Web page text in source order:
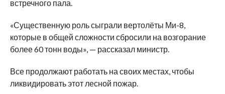
встречного пала.
«Существенную роль сыграли вертолёты Ми-8,
которые в общей сложности сбросили на возгорание
более 60 тонн воды», — рассказал министр.
Все продолжают работать на своих местах, чтобы
ликвидировать этот лесной пожар.